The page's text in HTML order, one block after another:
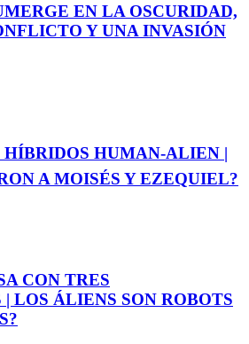
EN LA OSCURIDAD,
Y UNA INVASIÓN
HÍBRIDOS HUMAN-ALIEN |
A MOISÉS Y EZEQUIEL?
CON TRES
LOS ÁLIENS SON ROBOTS